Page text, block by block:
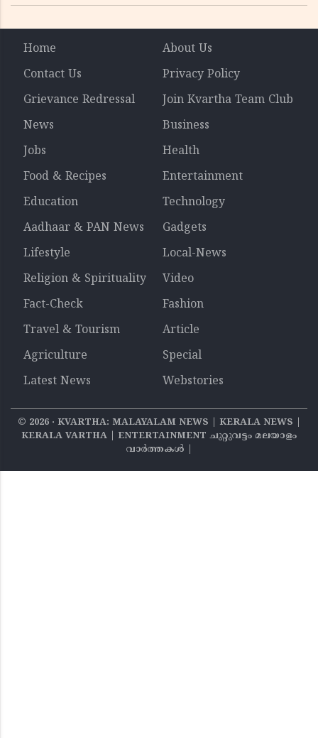
Home
About Us
Contact Us
Privacy Policy
Grievance Redressal
Join Kvartha Team Club
News
Business
Jobs
Health
Food & Recipes
Entertainment
Education
Technology
Aadhaar & PAN News
Gadgets
Lifestyle
Local-News
Religion & Spirituality
Video
Fact-Check
Fashion
Travel & Tourism
Article
Agriculture
Special
Latest News
Webstories
© 2026‧ KVARTHA: MALAYALAM NEWS | KERALA NEWS |
KERALA VARTHA | ENTERTAINMENT ചുറ്റുവട്ടം മലയാളം
വാര്‍ത്തകൾ |